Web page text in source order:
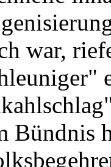
war,
Bündnis